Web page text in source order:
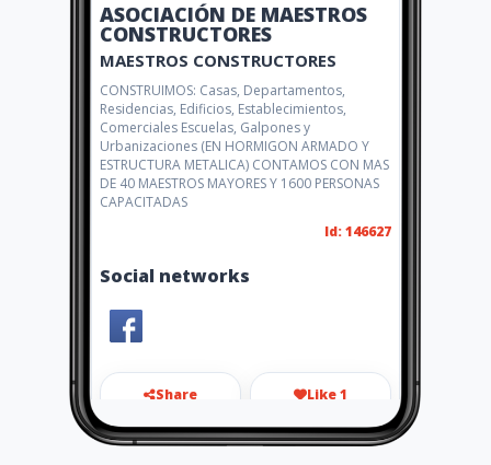
ASOCIACIÓN DE MAESTROS
CONSTRUCTORES
MAESTROS CONSTRUCTORES
CONSTRUIMOS: Casas, Departamentos,
Residencias, Edificios, Establecimientos,
Comerciales Escuelas, Galpones y
Urbanizaciones (EN HORMIGON ARMADO Y
ESTRUCTURA METALICA) CONTAMOS CON MAS
DE 40 MAESTROS MAYORES Y 1600 PERSONAS
CAPACITADAS
Id: 146627
Social networks
Share Like 1